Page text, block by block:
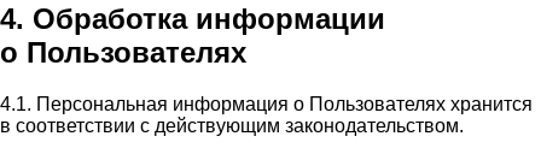
4. Обработка информации
о Пользователях
4.1. Персональная информация о Пользователях хранится
в соответствии с действующим законодательством.